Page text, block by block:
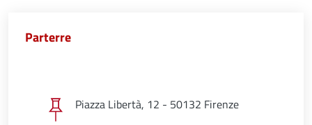
Parterre
Piazza Libertà, 12 - 50132 Firenze